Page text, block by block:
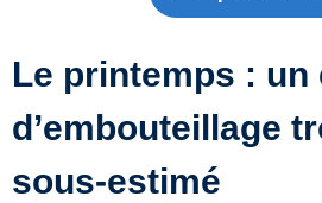
Le printemps : un
d’embouteillage
sous-estimé